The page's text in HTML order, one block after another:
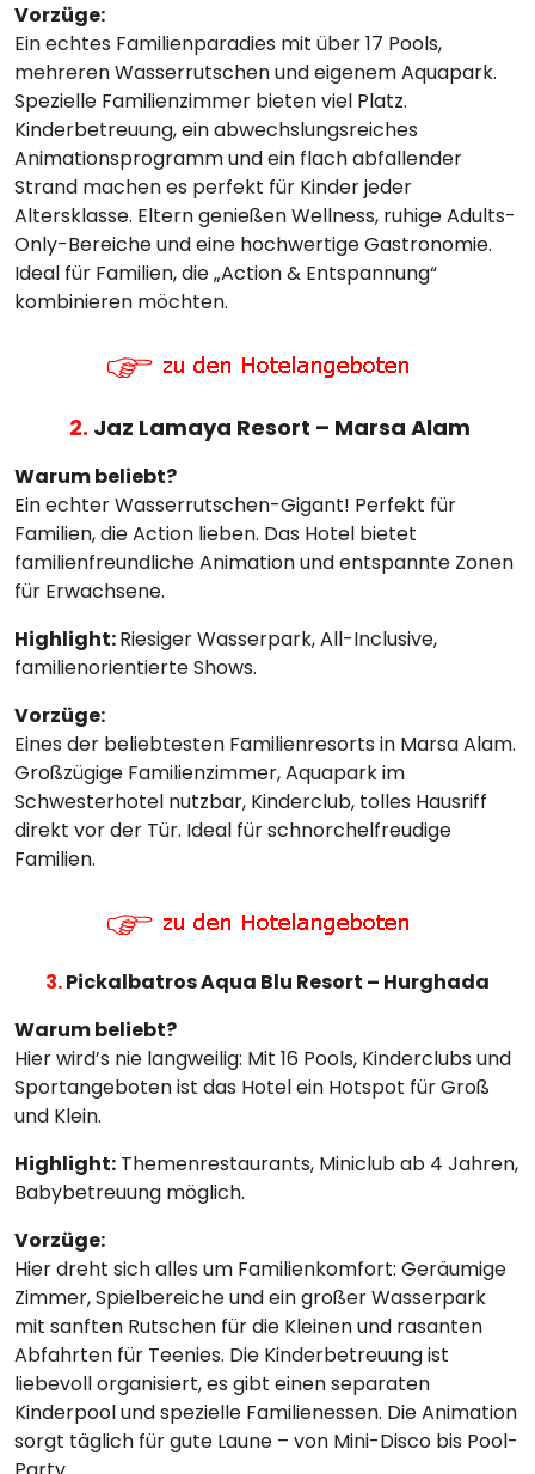
Vorzüge:
Ein echtes Familienparadies mit über 17 Pools,
mehreren Wasserrutschen und eigenem Aquapark.
Spezielle Familienzimmer bieten viel Platz.
Kinderbetreuung, ein abwechslungsreiches
Animationsprogramm und ein flach abfallender
Strand machen es perfekt für Kinder jeder
Altersklasse. Eltern genießen Wellness, ruhige Adults-
Only-Bereiche und eine hochwertige Gastronomie.
Ideal für Familien, die „Action & Entspannung“
kombinieren möchten.
2. Jaz Lamaya Resort – Marsa Alam
Warum beliebt?
Ein echter Wasserrutschen-Gigant! Perfekt für
Familien, die Action lieben. Das Hotel bietet
familienfreundliche Animation und entspannte Zonen
für Erwachsene.
Highlight:Riesiger Wasserpark, All-Inclusive,
familienorientierte Shows.
Vorzüge:
Eines der beliebtesten Familienresorts in Marsa Alam.
Großzügige Familienzimmer, Aquapark im
Schwesterhotel nutzbar, Kinderclub, tolles Hausriff
direkt vor der Tür. Ideal für schnorchelfreudige
Familien.
3.Pickalbatros Aqua Blu Resort – Hurghada
Warum beliebt?
Hier wird’s nie langweilig: Mit 16 Pools, Kinderclubs und
Sportangeboten ist das Hotel ein Hotspot für Groß
und Klein.
Highlight: Themenrestaurants, Miniclub ab 4 Jahren,
Babybetreuung möglich.
Vorzüge:
Hier dreht sich alles um Familienkomfort: Geräumige
Zimmer, Spielbereiche und ein großer Wasserpark
mit sanften Rutschen für die Kleinen und rasanten
Abfahrten für Teenies. Die Kinderbetreuung ist
liebevoll organisiert, es gibt einen separaten
Kinderpool und spezielle Familienessen. Die Animation
sorgt täglich für gute Laune – von Mini-Disco bis Pool-